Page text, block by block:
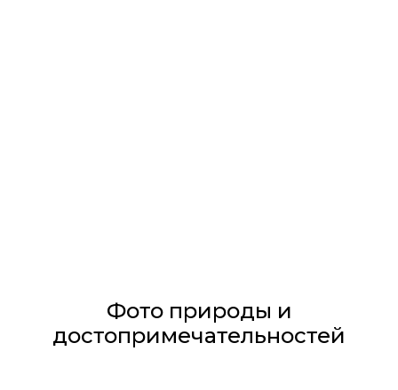
Фото природы и
достопримечательностей